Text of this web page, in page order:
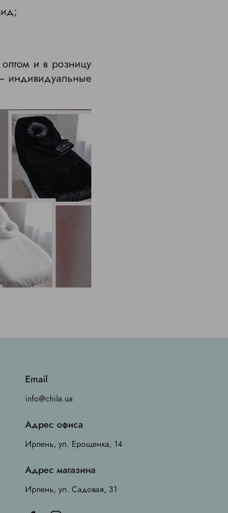
и в розницу
индивидуальные
Email
info@chila.ua
Адрес офиса
Ирпень, ул. Ерощенка, 14
Адрес магазина
Ирпень, ул. Садовая, 31